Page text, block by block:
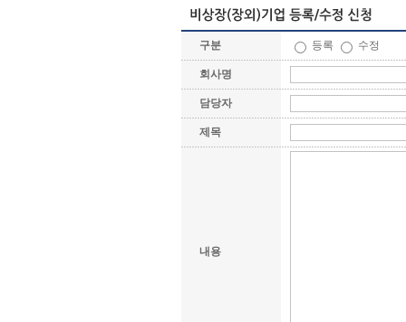
구분 등록 수정
회사명
담당자
제목
내용